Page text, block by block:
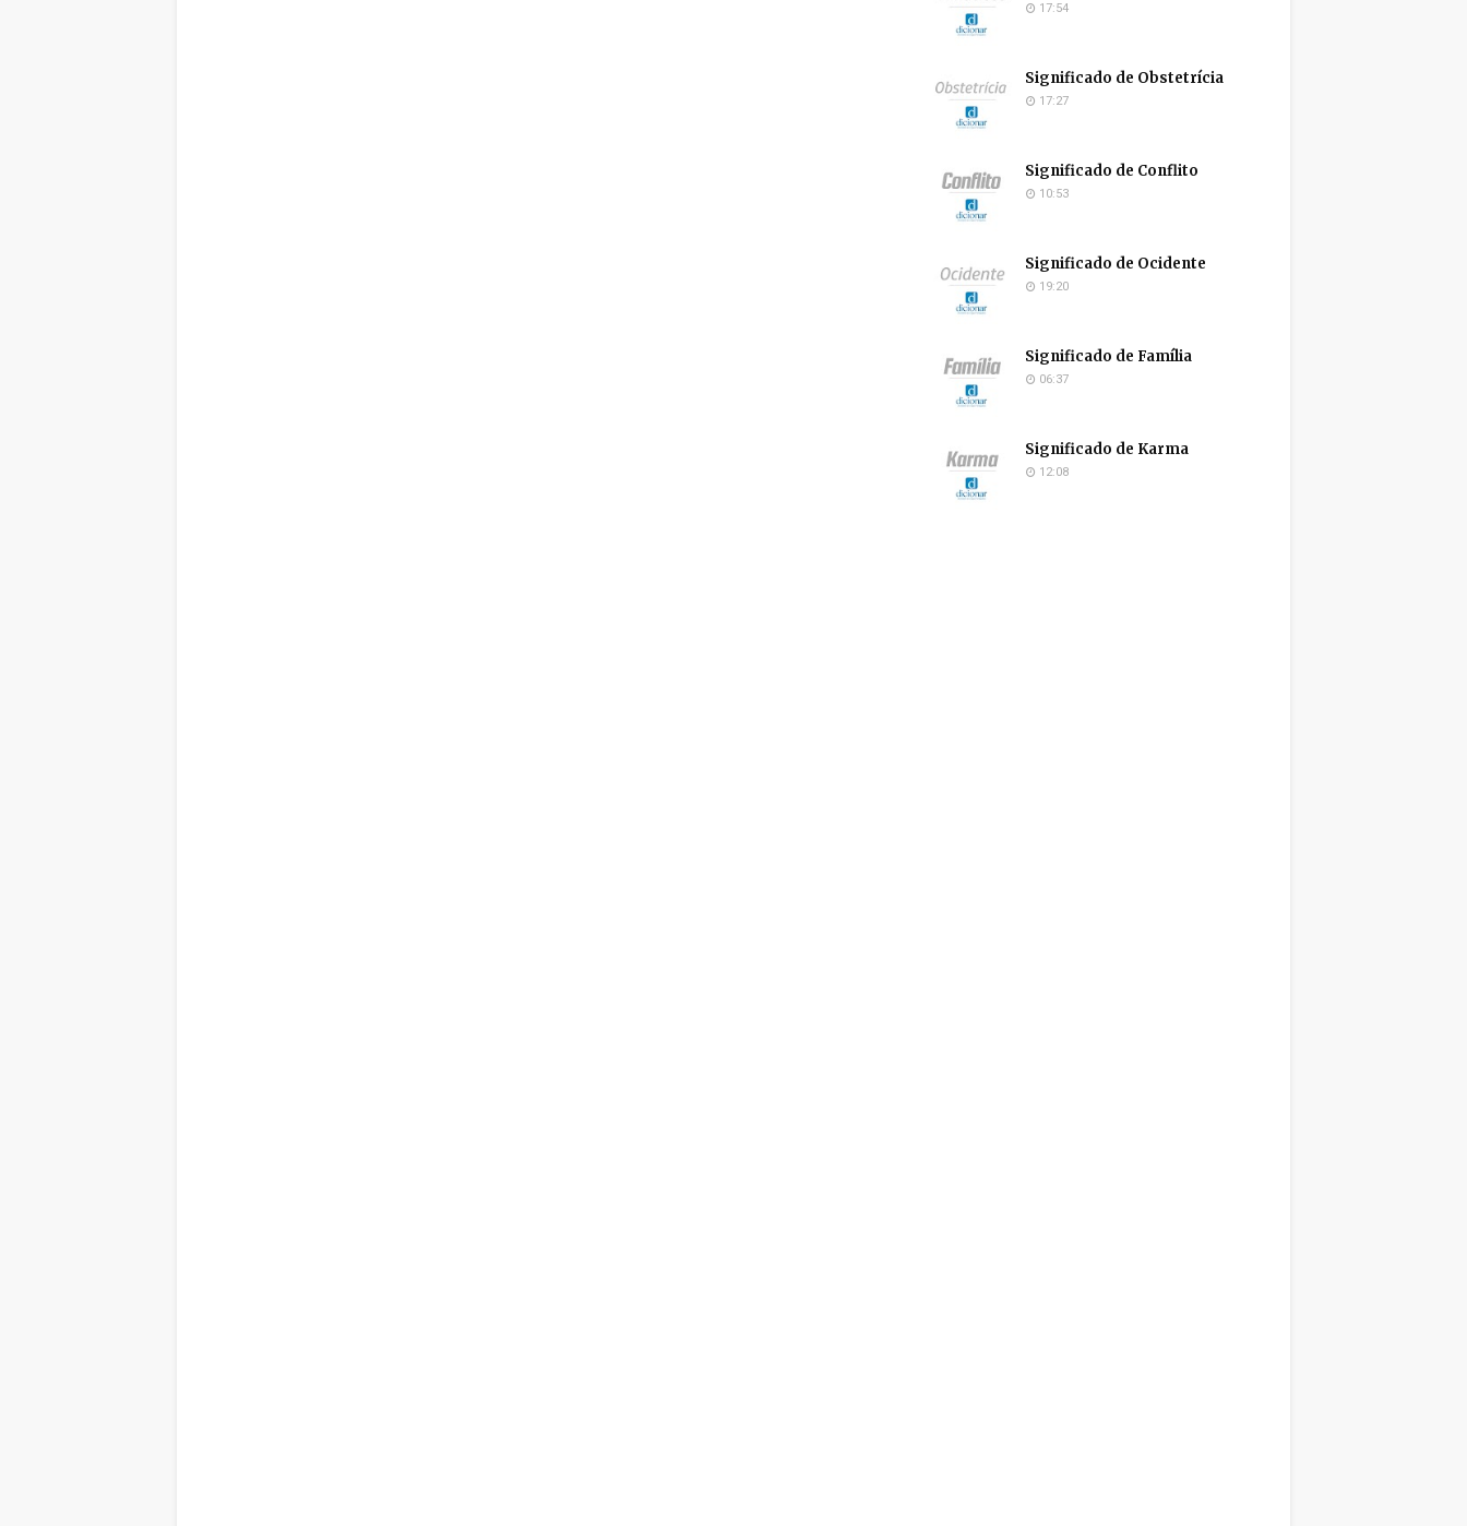
17:54
Significado de Obstetrícia
17:27
Significado de Conflito
10:53
Significado de Ocidente
19:20
Significado de Família
06:37
Significado de Karma
12:08